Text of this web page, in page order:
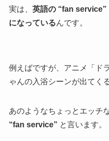
実は、 英語の “fan service”
になっているんです。
例えばですが、アニメ「ド
ゃんの入浴シーンが出てく
あのようなちょっとエッチ
“fan service” と言います。